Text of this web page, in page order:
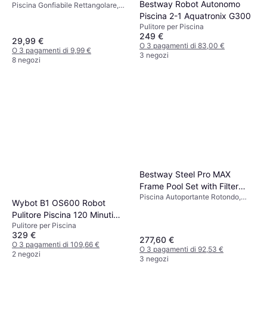
Piscina Gonfiabile Rettangolare,
29,99 €
O 3 pagamenti di 9,99 €
8 negozi
Bestway Robot Autonomo
Piscina 2-1 Aquatronix G300
Pulitore per Piscina
249 €
O 3 pagamenti di 83,00 €
3 negozi
Wybot B1 OS600 Robot
Pulitore Piscina 120 Minuti
180 m
Pulitore per Piscina
329 €
O 3 pagamenti di 109,66 €
2 negozi
Bestway Steel Pro MAX
Frame Pool Set with Filter
Pump Ø3.66x1m
Piscina Autoportante Rotondo,
277,60 €
O 3 pagamenti di 92,53 €
3 negozi